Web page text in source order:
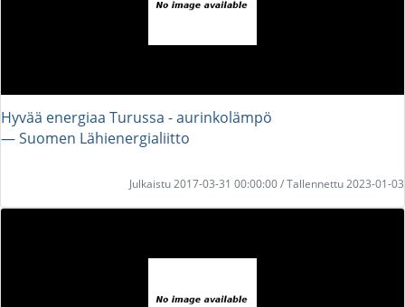
Hyvää energiaa Turussa - aurinkolämpö
― Suomen Lähienergialiitto
Julkaistu 2017-03-31 00:00:00 / Tallennettu 2023-01-03